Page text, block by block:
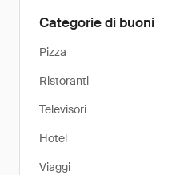
Categorie di buoni
Pizza
Ristoranti
Televisori
Hotel
Viaggi